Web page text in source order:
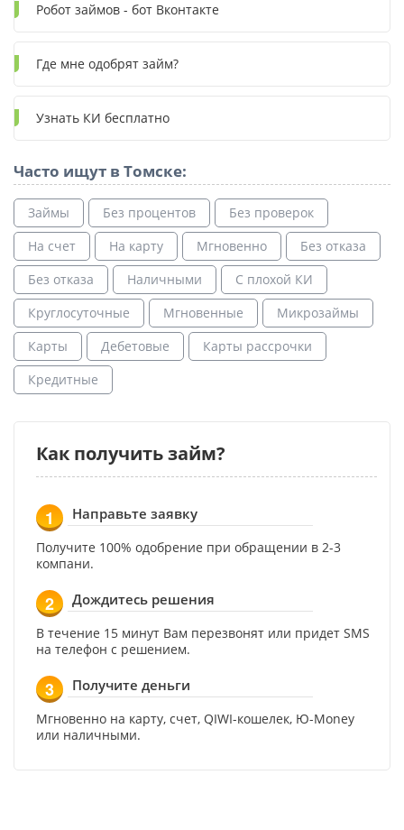
Робот займов - бот Вконтакте
Где мне одобрят займ?
Узнать КИ бесплатно
Часто ищут в Томске:
Займы Без процентов
Без проверок
На счет
На карту Мгновенно
Без отказа
Без отказа
Наличными
С плохой КИ
Круглосуточные
Мгновенные
Микрозаймы
Карты
Дебетовые
Карты рассрочки
Кредитные
Как получить займ?
1 Направьте заявку
Получите 100% одобрение при обращении в 2-3
компани.
2 Дождитесь решения
В течение 15 минут Вам перезвонят или придет SMS
на телефон с решением.
3 Получите деньги
Мгновенно на карту, счет, QIWI-кошелек, Ю-Money
или наличными.